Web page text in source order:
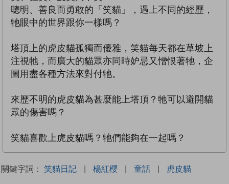
聰明、善良而勇敢的「笑貓」，遇上不同的經歷，
牠眼中的世界跟你一樣嗎？
塔頂上的虎皮貓孤獨而優雅，笑貓每天都在草坡上
注視牠，而廣大的貓眾亦同時妒忌又憎恨著牠，企
圖用盡各種方法來對付牠。
來歷不明的虎皮貓為甚麼能上塔頂？牠可以避開貓
眾的傷害嗎？
笑貓喜歡上虎皮貓嗎？牠們能夠在一起嗎？
關鍵字詞： 笑貓日記 | 楊紅櫻 | 童話 | 虎皮貓